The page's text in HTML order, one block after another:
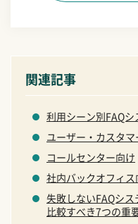
関連記事
利用シーン別FAQ
ユーザー・カスタマ
コールセンター向け
社内バックオフィス
失敗しないFAQシス
比較すべき7つの重